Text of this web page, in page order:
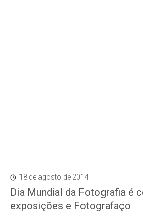
18 de agosto de 2014
Dia Mundial da Fotografia é
exposições e Fotografaço